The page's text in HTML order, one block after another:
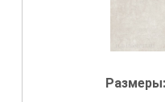
Размеры: